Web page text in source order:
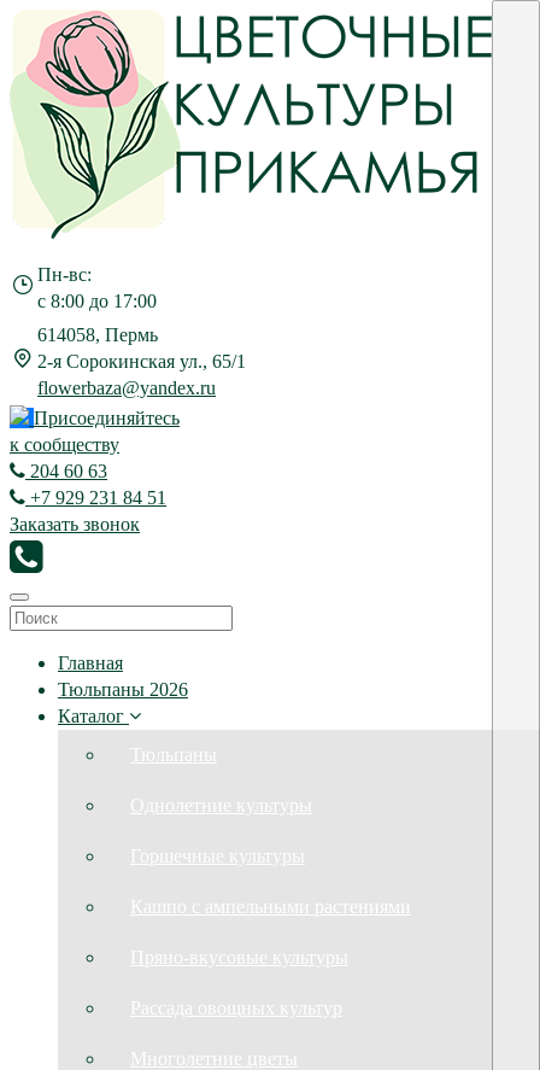
Пн-вс:
с 8:00 до 17:00
614058, Пермь
2-я Сорокинская ул., 65/1
flowerbaza@yandex.ru
Присоединяйтесь
к сообществу
204 60 63
+7 929 231 84 51
Заказать звонок
Главная
Тюльпаны 2026
Каталог
Тюльпаны
Однолетние культуры
Горшечные культуры
Кашпо с ампельными растениями
Пряно-вкусовые культуры
Рассада овощных культур
Многолетние цветы